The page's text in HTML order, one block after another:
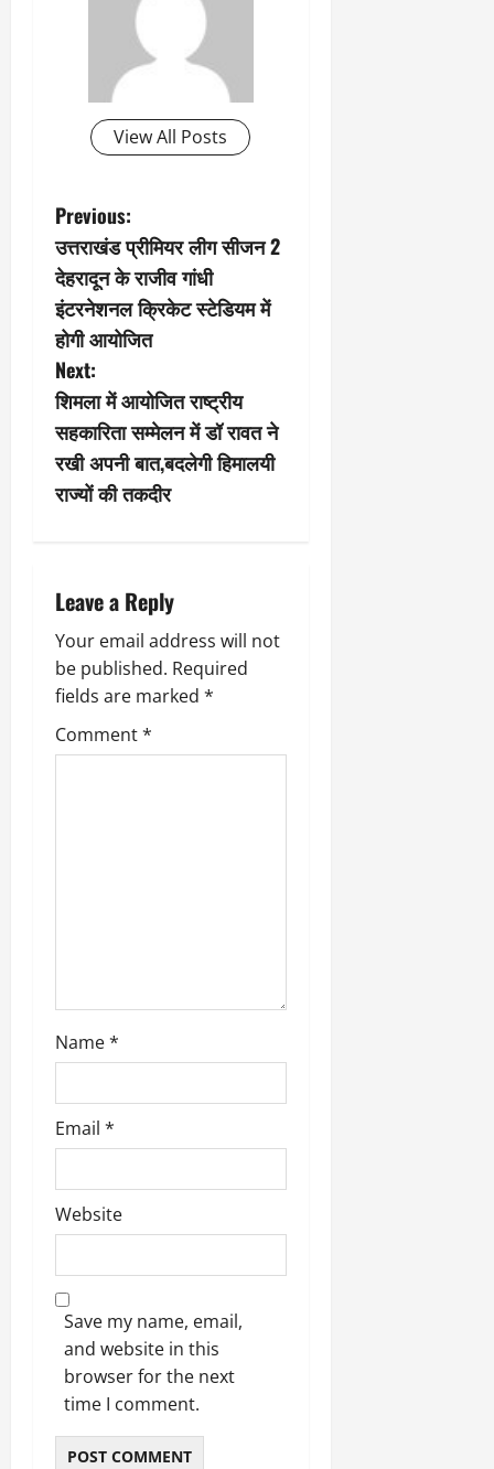
View All Posts
P
o
s
t
n
a
v
g
a
t
i
Previous:
उत्तराखंड प्रीमियर लीग सीजन 2
देहरादून के राजीव गांधी
इंटरनेशनल क्रिकेट स्टेडियम में
होगी आयोजित
Next:
शिमला में आयोजित राष्ट्रीय
सहकारिता सम्मेलन में डॉ रावत ने
रखी अपनी बात,बदलेगी हिमालयी
राज्यों की तकदीर
Leave a Reply
Your email address will not
be published. Required
fields are marked *
Comment*
Name*
Email *
Website
Save my name, email,
and website in this
browser for the next
time I comment.